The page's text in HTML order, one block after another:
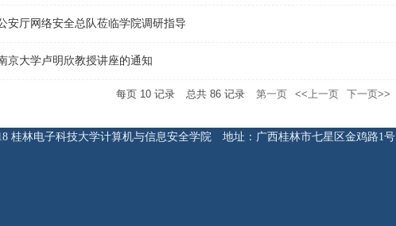
安厅网络安全总队莅临学院调研指导
京大学卢明欣教授讲座的通知
每页 10 记录 总共 86 记录 第一页 <<上一页 下一页>>
桂林电子科技大学计算机与信息安全学院 地址：广西桂林市七星区金鸡路1号